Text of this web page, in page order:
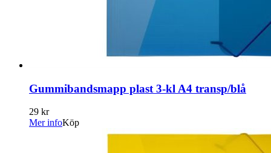
Gummibandsmapp plast 3-kl A4 transp/blå
29 kr
Mer infoKöp